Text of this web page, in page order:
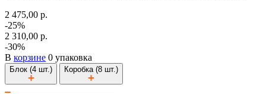
2 475,00 р.
-25%
2 310,00 р.
-30%
В корзине 0 упаковка
Блок (4 шт.) Коробка (8 шт.)